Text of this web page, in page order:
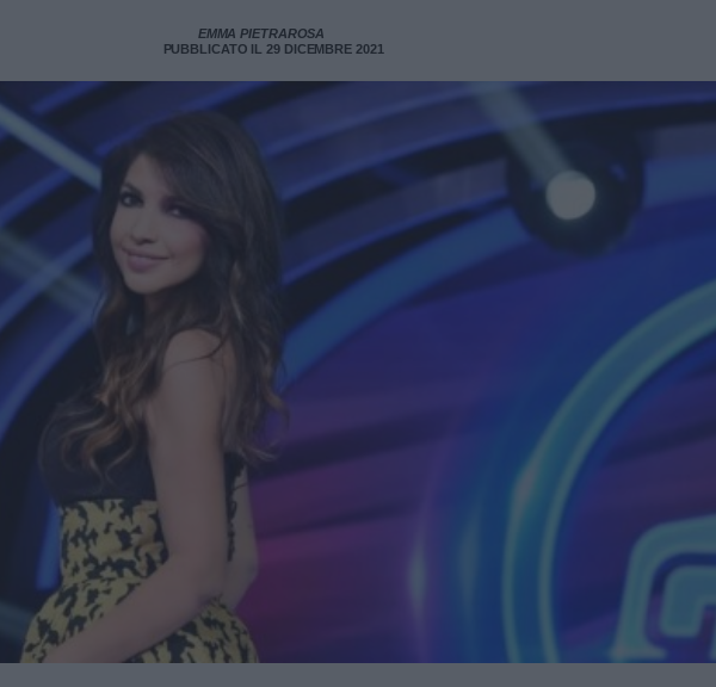
EMMA PIETRAROSA
PUBBLICATO IL 29 DICEMBRE 2021